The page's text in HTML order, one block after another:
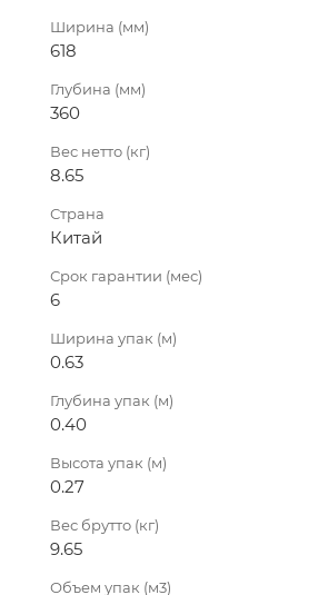
Ширина (мм)
618
Глубина (мм)
360
Вес нетто (кг)
8.65
Страна
Китай
Срок гарантии (мес)
6
Ширина упак (м)
0.63
Глубина упак (м)
0.40
Высота упак (м)
0.27
Вес брутто (кг)
9.65
Объем упак (м3)